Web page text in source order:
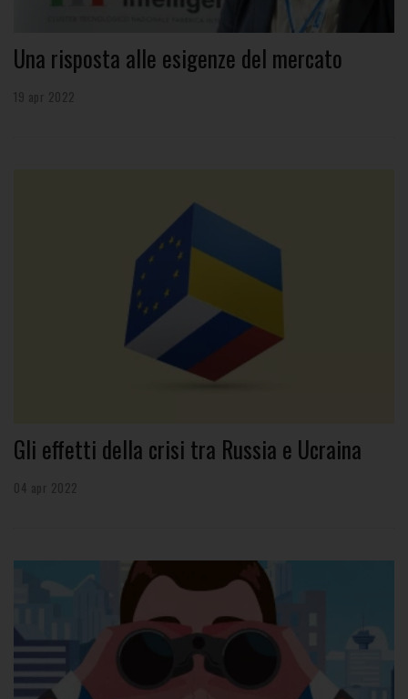
Una risposta alle esigenze del mercato
19 apr 2022
Gli effetti della crisi tra Russia e Ucraina
04 apr 2022